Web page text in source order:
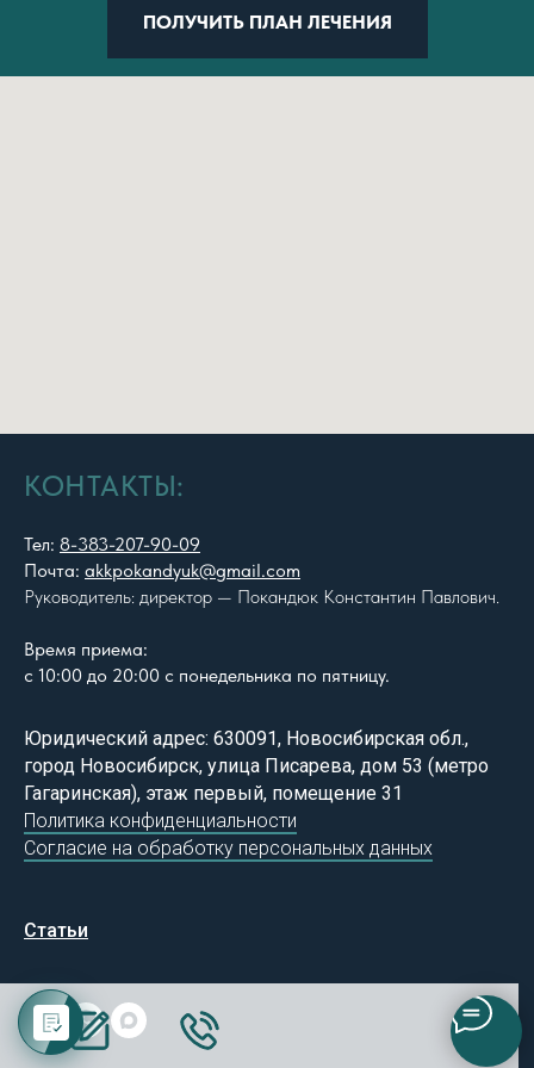
ПОЛУЧИТЬ ПЛАН ЛЕЧЕНИЯ
КОНТАКТЫ:
Тел: 8-383-207-90-09
Почта: akkpokandyuk@gmail.com
Руководитель: директор — Покандюк Константин Павлович.
Время приема:
с 10:00 до 20:00 с понедельника по пятницу.
Юридический адрес: 630091, Новосибирская обл.,
город Новосибирск, улица Писарева, дом 53 (метро
Гагаринская), этаж первый, помещение 31
Политика конфиденциальности
Согласие на обработку персональных данных
Статьи